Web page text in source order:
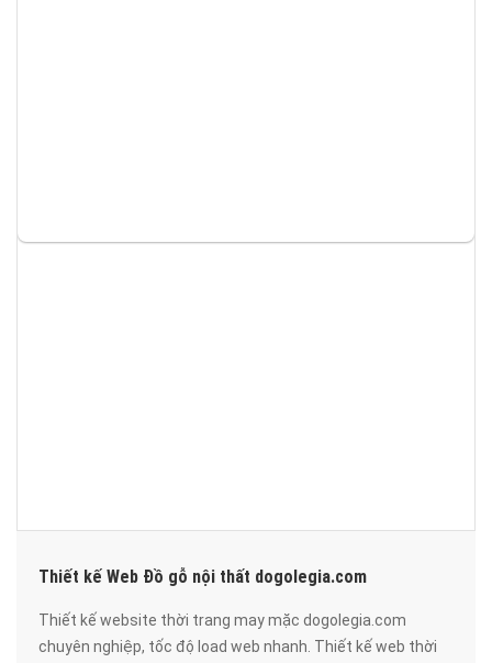
Thiết kế Web Đồ gỗ nội thất dogolegia.com
Thiết kế website thời trang may mặc dogolegia.com
chuyên nghiệp, tốc độ load web nhanh. Thiết kế web thời